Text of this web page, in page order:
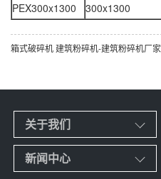
PEX300x1300
300x1300
箱式破碎机建筑粉碎机-建筑粉碎机厂家
关于我们
新闻中心